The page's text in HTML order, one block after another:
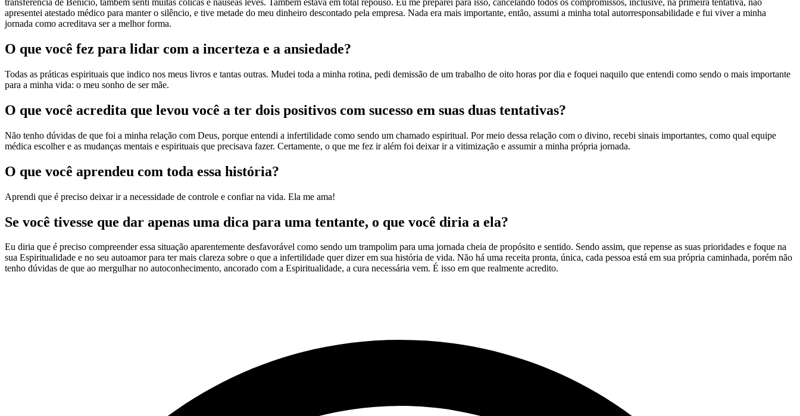
transferência de Benício, também senti muitas cólicas e náuseas leves. Também estava em total repouso. Eu me preparei para isso, cancelando todos os compromissos, inclusive, na primeira tentativa, não
apresentei atestado médico para manter o silêncio, e tive metade do meu dinheiro descontado pela empresa. Nada era mais importante, então, assumi a minha total autorresponsabilidade e fui viver a minha
jornada como acreditava ser a melhor forma.
O que você fez para lidar com a incerteza e a ansiedade?
Todas as práticas espirituais que indico nos meus livros e tantas outras. Mudei toda a minha rotina, pedi demissão de um trabalho de oito horas por dia e foquei naquilo que entendi como sendo o mais importante
para a minha vida: o meu sonho de ser mãe.
O que você acredita que levou você a ter dois positivos com sucesso em suas duas tentativas?
Não tenho dúvidas de que foi a minha relação com Deus, porque entendi a infertilidade como sendo um chamado espiritual. Por meio dessa relação com o divino, recebi sinais importantes, como qual equipe
médica escolher e as mudanças mentais e espirituais que precisava fazer. Certamente, o que me fez ir além foi deixar ir a vitimização e assumir a minha própria jornada.
O que você aprendeu com toda essa história?
Aprendi que é preciso deixar ir a necessidade de controle e confiar na vida. Ela me ama!
Se você tivesse que dar apenas uma dica para uma tentante, o que você diria a ela?
Eu diria que é preciso compreender essa situação aparentemente desfavorável como sendo um trampolim para uma jornada cheia de propósito e sentido. Sendo assim, que repense as suas prioridades e foque na
sua Espiritualidade e no seu autoamor para ter mais clareza sobre o que a infertilidade quer dizer em sua história de vida. Não há uma receita pronta, única, cada pessoa está em sua própria caminhada, porém não
tenho dúvidas de que ao mergulhar no autoconhecimento, ancorado com a Espiritualidade, a cura necessária vem. É isso em que realmente acredito.